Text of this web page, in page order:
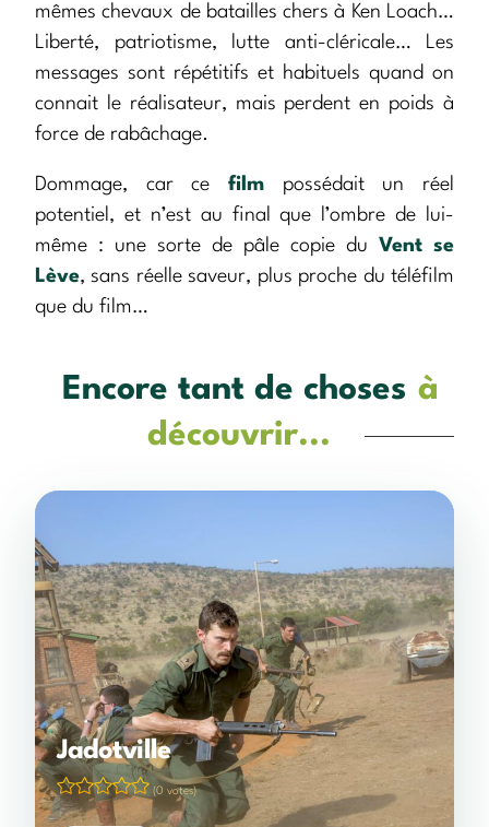
mêmes chevaux de batailles chers à Ken Loach…
Liberté, patriotisme, lutte anti-cléricale… Les
messages sont répétitifs et habituels quand on
connait le réalisateur, mais perdent en poids à
force de rabâchage.
Dommage, car ce film possédait un réel
potentiel, et n’est au final que l’ombre de lui-
même : une sorte de pâle copie du Vent se
Lève, sans réelle saveur, plus proche du téléfilm
que du film…
Encore tant de choses à
découvrir...
Jadotville
(0 votes)